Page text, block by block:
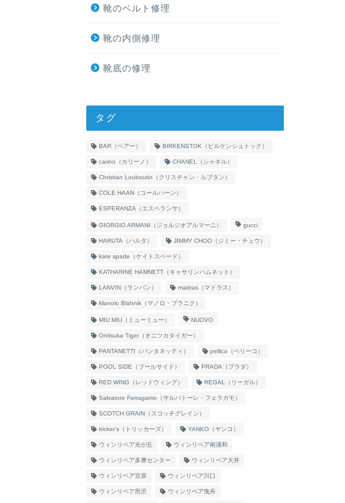
靴のベルト修理
靴の内側修理
靴底の修理
タグ
BAR（ベアー） BIRKENSTOK（ビルケンシュトック）
carino（カリーノ） CHANEL（シャネル）
Christian Louboutin（クリスチャン・ルブタン）
COLE HAAN（コールハーン）
ESPERANZA（エスペランサ）
GIORGIO ARMANI（ジョルジオアルマーニ） gucci
HARUTA（ハルタ） JIMMY CHOO（ジミー・チュウ）
kate spade（ケイトスペード）
KATHARINE HAMNETT（キャサリンハムネット）
LANVIN（ランバン） madras（マドラス）
Manolo Blahnik（マノロ・ブラニク）
MIU MIU（ミューミュー） NUOVO
Onitsuka Tiger（オニツカタイガー）
PANTANETTI（パンタネッティ） pellico（ペリーコ）
POOL SIDE（プールサイド） PRADA（プラダ）
RED WING（レッドウィング） REGAL（リーガル）
Salvatore Ferragamo（サルバトーレ・フェラガモ）
SCOTCH GRAIN（スコッチグレイン）
tricker's（トリッカーズ） YANKO（ヤンコ）
ウィンリペア光が丘 ウィンリペア南浦和
ウィンリペア多摩センター ウィンリペア大井
ウィンリペア宮原 ウィンリペア川口
ウィンリペア所沢 ウィンリペア曳舟